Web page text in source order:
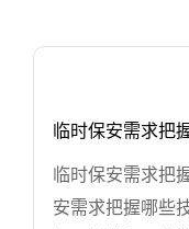
临时保安需求把
临时保安需求把
安需求把握哪些